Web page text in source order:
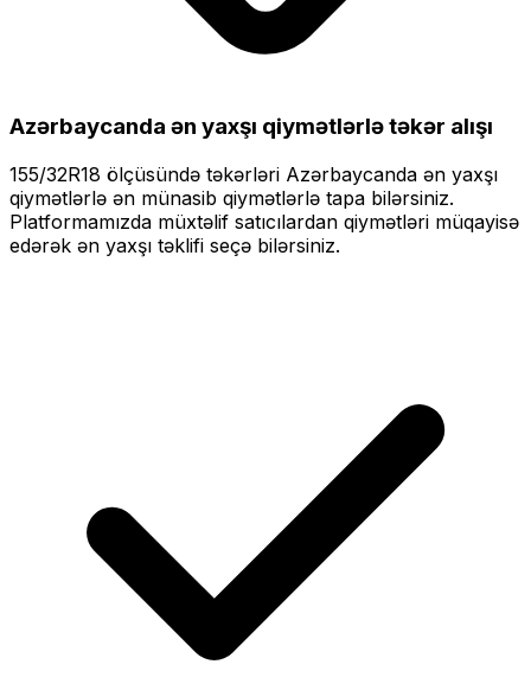
Azərbaycanda ən yaxşı qiymətlərlətəkər alışı
155/32R18 ölçüsündə təkərləri Azərbaycanda ən yaxşı
qiymətlərlə ən münasib qiymətlərlə tapa bilərsiniz.
Platformamızda müxtəlif satıcılardan qiymətləri müqayisə
edərək ən yaxşı təklifi seçə bilərsiniz.